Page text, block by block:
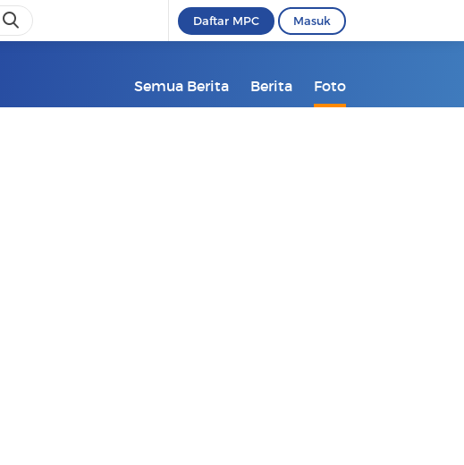
Daftar MPC Masuk
Semua Berita Berita Foto